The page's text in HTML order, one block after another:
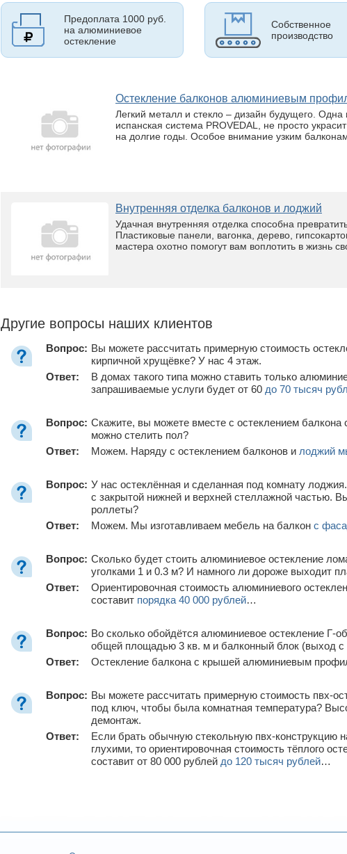
Предоплата 1000 руб.
на алюминиевое
остекление
Собственное
производство
Остекление балконов алюминиевым
Легкий металл и стекло – дизайн будущего.
испанская система PROVEDAL, не просто
на долгие годы. Особое внимание узким
Внутренняя отделка балконов и лоджий
Удачная внутренняя отделка способна
Пластиковые панели, вагонка, дерево,
мастера охотно помогут вам воплотить в жизнь
Другие вопросы наших клиентов
Вопрос: Вы можете рассчитать примерную стоимость
кирпичной хрущёвке? У нас 4 этаж.
Ответ:
В домах такого типа можно ставить только
запрашиваемые услуги будет от 60 до 70 тысяч
Вопрос: Скажите, вы можете вместе с остеклением балкона
можно стелить пол?
Ответ:
Можем. Наряду с остеклением балконов и лоджий
Вопрос: У нас остеклённая и сделанная под комнату
с закрытой нижней и верхней стеллажной частью.
роллеты?
Ответ:
Можем. Мы изготавливаем мебель на балкон с
Вопрос: Сколько будет стоить алюминиевое остекление
уголками 1 и 0.3 м? И намного ли дороже выходит
Ответ:
Ориентировочная стоимость алюминиевого
составит порядка 40 000 рублей…
Вопрос: Во сколько обойдётся алюминиевое остекление Г-
общей площадью 3 кв. м и балконный блок (выход с
Ответ:
Остекление балкона с крышей алюминиевым
Вопрос: Вы можете рассчитать примерную стоимость пвх-
под ключ, чтобы была комнатная температура?
демонтаж.
Ответ:
Если брать обычную стекольную пвх-конструкцию
глухими, то ориентировочная стоимость тёплого
составит от 80 000 рублей до 120 тысяч рублей…